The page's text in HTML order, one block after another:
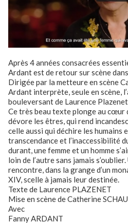
Après 4 années consacrées essentiellement au Cinéma, Fanny
Ardant est de retour sur scène dans
Dirigée par la metteure en scène
Ardant interprète, seule en scène,
bouleversant de Laurence
Ce très beau texte plonge au cœur
dévore les êtres, qui rend
celle aussi qui déchire les humains
transcendance et l’inaccessibilité
durant, une femme et un homme
loin de l’autre sans jamais
rencontre, dans la grange d’un
XIV, scelle à jamais leur destinée.
Texte de Laurence PLAZENET
Mise en scène de Catherine
Avec
Fanny ARDANT